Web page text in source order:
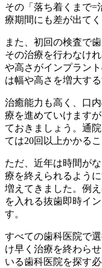
その「落ち着くまで=
療期間にも差が出てく
また、初回の検査で
その治療を行わなけ
や高さがインプラン
は幅や高さを増大す
治癒能力も高く、口
療を進めていけます
ておきましょう。通
ては20回以上かかるこ
ただ、近年は時間が
療を終えられるよう
増えてきました。例
を入れる抜歯即時イ
す。
すべての歯科医院で
け早く治療を終わら
いる歯科医院を探す